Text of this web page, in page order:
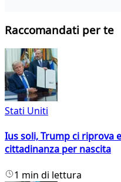
Raccomandati per te
Stati Uniti
Ius soli, Trump ci riprova
cittadinanza per nascita
1 min di lettura